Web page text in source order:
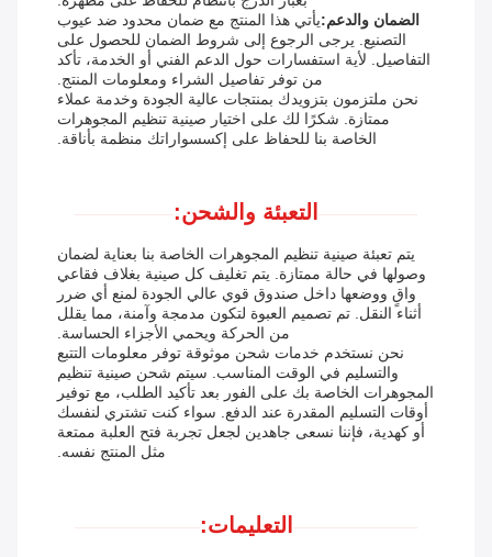
الضمان والدعم:يأتي هذا المنتج مع ضمان محدود ضد عيوب
التصنيع. يرجى الرجوع إلى شروط الضمان للحصول على
التفاصيل. لأية استفسارات حول الدعم الفني أو الخدمة، تأكد
من توفر تفاصيل الشراء ومعلومات المنتج.
نحن ملتزمون بتزويدك بمنتجات عالية الجودة وخدمة عملاء
ممتازة. شكرًا لك على اختيار صينية تنظيم المجوهرات
الخاصة بنا للحفاظ على إكسسواراتك منظمة بأناقة.
التعبئة والشحن:
يتم تعبئة صينية تنظيم المجوهرات الخاصة بنا بعناية لضمان
وصولها في حالة ممتازة. يتم تغليف كل صينية بغلاف فقاعي
واقٍ ووضعها داخل صندوق قوي عالي الجودة لمنع أي ضرر
أثناء النقل. تم تصميم العبوة لتكون مدمجة وآمنة، مما يقلل
من الحركة ويحمي الأجزاء الحساسة.
نحن نستخدم خدمات شحن موثوقة توفر معلومات التتبع
والتسليم في الوقت المناسب. سيتم شحن صينية تنظيم
المجوهرات الخاصة بك على الفور بعد تأكيد الطلب، مع توفير
أوقات التسليم المقدرة عند الدفع. سواء كنت تشتري لنفسك
أو كهدية، فإننا نسعى جاهدين لجعل تجربة فتح العلبة ممتعة
مثل المنتج نفسه.
التعليمات: